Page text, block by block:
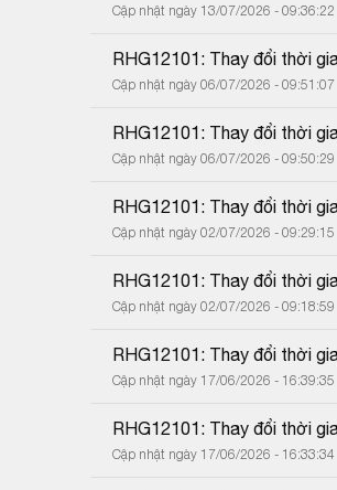
Cập nhật ngày 13/07/2026 - 09:36:22
RHG12101: Thay đổi thời
Cập nhật ngày 06/07/2026 - 09:51:07
RHG12101: Thay đổi thời
Cập nhật ngày 06/07/2026 - 09:50:29
RHG12101: Thay đổi thời
Cập nhật ngày 02/07/2026 - 09:29:15
RHG12101: Thay đổi thời
Cập nhật ngày 02/07/2026 - 09:18:59
RHG12101: Thay đổi thời
Cập nhật ngày 17/06/2026 - 16:39:35
RHG12101: Thay đổi thời
Cập nhật ngày 17/06/2026 - 16:33:34